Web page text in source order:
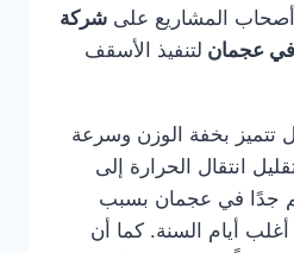
أصحاب المشاريع على شركة
عجمان لتنفيذ الأسقف
تتميز بخفة الوزن وسرعة
انتقال الحرارة إلى
جدًا في عجمان بسبب
أغلب أيام السنة. كما أن